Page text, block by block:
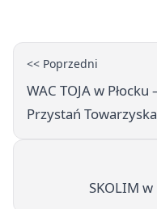
<< Poprzedni
WAC TOJA w
Przystań Towarzyska
SKOLIM